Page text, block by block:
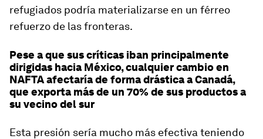
refugiados podría materializarse en un férreo
refuerzo de las fronteras.
Pese a que sus críticas iban principalmente
dirigidas hacia México, cualquier cambio en
NAFTA afectaría de forma drástica a Canadá,
que exporta más de un 70% de sus productos a
su vecino del sur
Esta presión sería mucho más efectiva teniendo